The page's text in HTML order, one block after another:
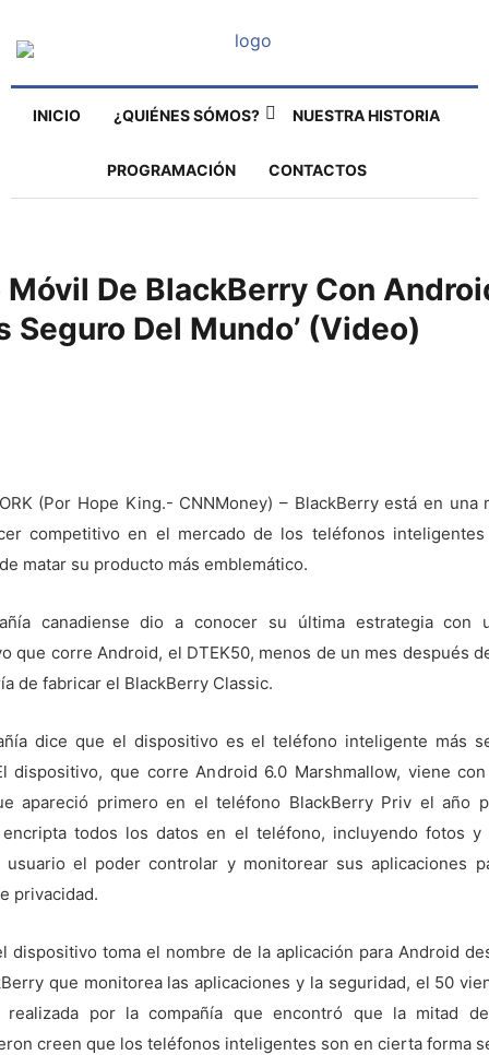
INICIO ¿QUIÉNES SÓMOS? NUESTRA HISTORIA
PROGRAMACIÓN CONTACTOS
Móvil De BlackBerry Con
Seguro Del Mundo’ (video)
(Por Hope King.- CNNMoney) – BlackBerry está en una
competitivo en el mercado de los teléfonos
matar su producto más emblemático.
canadiense dio a conocer su última estrategia con
que corre Android, el DTEK50, menos de un mes después
de fabricar el BlackBerry Classic.
dice que el dispositivo es el teléfono inteligente más
dispositivo, que corre Android 6.0 Marshmallow, viene
apareció primero en el teléfono BlackBerry Priv el año
todos los datos en el teléfono, incluyendo fotos y
el poder controlar y monitorear sus aplicaciones
privacidad.
dispositivo toma el nombre de la aplicación para Android
que monitorea las aplicaciones y la seguridad, el 50
realizada por la compañía que encontró que la mitad
creen que los teléfonos inteligentes son en cierta forma